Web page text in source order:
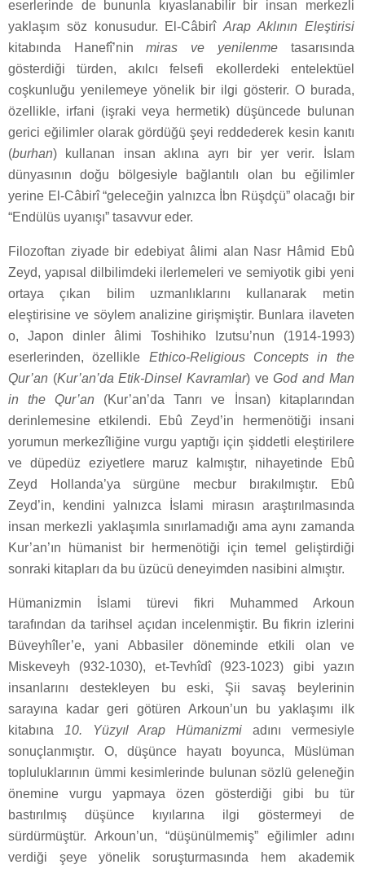
eserlerinde de bununla kıyaslanabilir bir insan merkezli
yaklaşım söz konusudur. El-CâbirîArap Aklının Eleştirisi
kitabında Hanefî’ninmiras ve yenilenmetasarısında
gösterdiği türden, akılcı felsefi ekollerdeki entelektüel
coşkunluğu yenilemeye yönelik bir ilgi gösterir. O burada,
özellikle, irfani (işraki veya hermetik) düşüncede bulunan
gerici eğilimler olarak gördüğü şeyi reddederek kesin kanıtı
(burhan) kullanan insan aklına ayrı bir yer verir. İslam
dünyasının doğu bölgesiyle bağlantılı olan bu eğilimler
yerine El-Câbirî “geleceğin yalnızca İbn Rüşdçü” olacağı bir
“Endülüs uyanışı” tasavvur eder.
Filozoftan ziyade bir edebiyat âlimi alan Nasr Hâmid Ebû
Zeyd, yapısal dilbilimdeki ilerlemeleri ve semiyotik gibi yeni
ortaya çıkan bilim uzmanlıklarını kullanarak metin
eleştirisine ve söylem analizine girişmiştir. Bunlara ilaveten
o, Japon dinler âlimi Toshihiko Izutsu’nun (1914-1993)
eserlerinden, özellikle Ethico-Religious Concepts in the
Qur’an (Kur’an’da Etik-Dinsel Kavramlar) veGod and Man
in the Qur’an (Kur’an’da Tanrı ve İnsan) kitaplarından
derinlemesine etkilendi. Ebû Zeyd’in hermenötiği insani
yorumun merkezîliğine vurgu yaptığı için şiddetli eleştirilere
ve düpedüz eziyetlere maruz kalmıştır, nihayetinde Ebû
Zeyd Hollanda’ya sürgüne mecbur bırakılmıştır. Ebû
Zeyd’in, kendini yalnızca İslami mirasın araştırılmasında
insan merkezli yaklaşımla sınırlamadığı ama aynı zamanda
Kur’an’ın hümanist bir hermenötiği için temel geliştirdiği
sonraki kitapları da bu üzücü deneyimden nasibini almıştır.
Hümanizmin İslami türevi fikri Muhammed Arkoun
tarafından da tarihsel açıdan incelenmiştir. Bu fikrin izlerini
Büveyhîler’e, yani Abbasiler döneminde etkili olan ve
Miskeveyh (932-1030), et-Tevhîdî (923-1023) gibi yazın
insanlarını destekleyen bu eski, Şii savaş beylerinin
sarayına kadar geri götüren Arkoun’un bu yaklaşımı ilk
kitabına 10. Yüzyıl Arap Hümanizmi adını vermesiyle
sonuçlanmıştır. O, düşünce hayatı boyunca, Müslüman
topluluklarının ümmi kesimlerinde bulunan sözlü geleneğin
önemine vurgu yapmaya özen gösterdiği gibi bu tür
bastırılmış düşünce kıyılarına ilgi göstermeyi de
sürdürmüştür. Arkoun’un, “düşünülmemiş” eğilimler adını
verdiği şeye yönelik soruşturmasında hem akademik